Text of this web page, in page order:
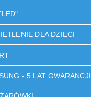
DLA DZIECI
- 5 LAT GWARANCJI